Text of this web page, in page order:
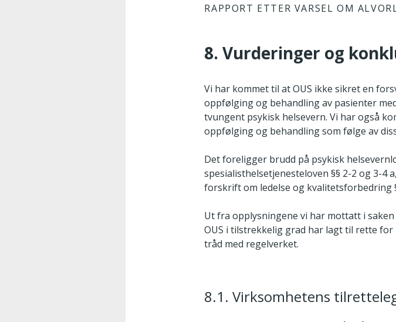
RAPPORT ETTER VARSEL OM
8. Vurderinger og
Vi har kommet til at OUS ikke sikret en
oppfølging og behandling av pasienter
tvungent psykisk helsevern. Vi har også
oppfølging og behandling som følge av
Det foreligger brudd på psykisk
spesialisthelsetjenesteloven §§ 2-2 og 3-4
forskrift om ledelse og kvalitetsforbedring
Ut fra opplysningene vi har mottatt i
OUS i tilstrekkelig grad har lagt til rette
tråd med regelverket.
8.1. Virksomhetens